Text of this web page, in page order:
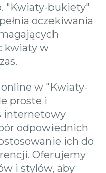
"Kwiaty-bukiety"
oczekiwania
kwiaty w
w "Kwiaty-
proste i
internetowy
odpowiednich
ich do
Oferujemy
i stylów, aby